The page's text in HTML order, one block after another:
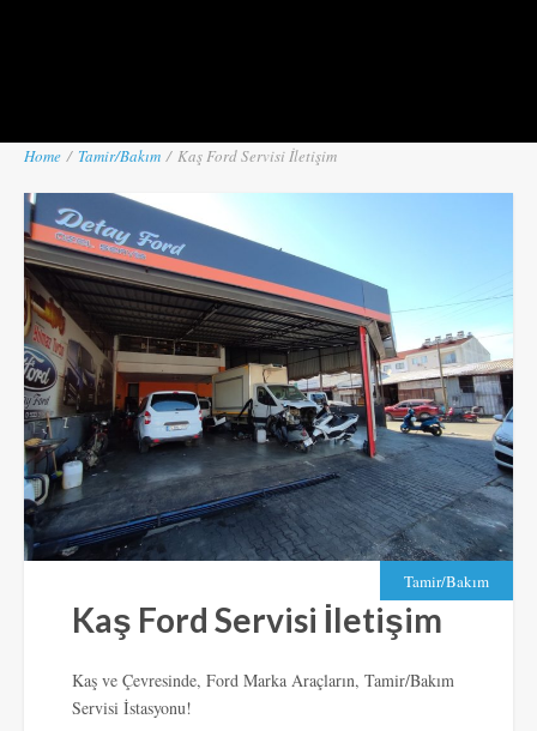
Home / Tamir/Bakım / Kaş Ford Servisi İletişim
Tamir/Bakım
Kaş Ford Servisi İletişim
Kaş ve Çevresinde, Ford Marka Araçların, Tamir/Bakım
Servisi İstasyonu!